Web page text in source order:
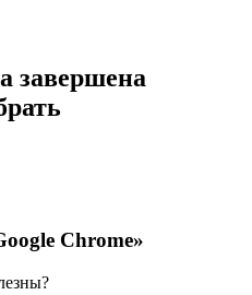
завершена
Chrome»